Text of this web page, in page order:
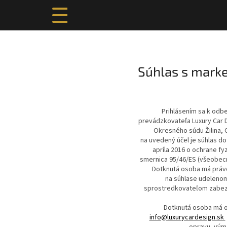
Súhlas s
Prihlásením sa k
prevádzkovateľa Luxury Car
Okresného súdu Žilina,
na uvedený účel je súhlas
apríla 2016 o ochrane
smernica 95/46/ES
Dotknutá osoba má
na súhlase
sprostredkovateľom
Dotknutá osoba má
info@luxurycardesign.sk